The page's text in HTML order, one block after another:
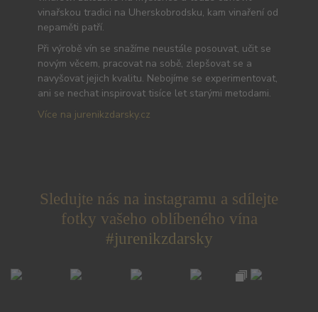
vinařskou tradici na Uherskobrodsku, kam vinaření od
nepaměti patří.
Při výrobě vín se snažíme neustále posouvat, učit se
novým věcem, pracovat na sobě, zlepšovat se a
navyšovat jejich kvalitu. Nebojíme se experimentovat,
ani se nechat inspirovat tisíce let starými metodami.
Více na jurenikzdarsky.cz
Sledujte nás na instagramu a sdílejte
fotky vašeho oblíbeného vína
#jurenikzdarsky